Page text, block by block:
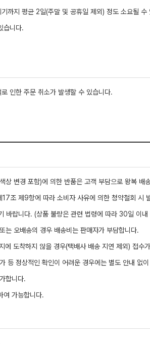
까지 평균 2일(주말 및 공휴일 제외) 정도 소요될 수
습니다.
인한 주문 취소가 발생할 수 있습니다.
상 변경 포함)에 의한 반품은 고객 부담으로 왕복 배
17조 제9항에 따라 소비자 사유에 의한 청약철회 시
바랍니다. (상품 불량은 관련 법령에 따라 30일 이내
는 오배송의 경우 배송비는 판매자가 부담합니다.
도착하지 않을 경우(택배사 배송 지연 제외) 접수
등 정상적인 확인이 어려운 경우에는 별도 안내 없
합니다.
여 가능합니다.